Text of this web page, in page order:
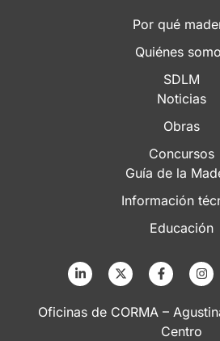
Por qué
Quiénes
SDLM
Noticias
Obras
Concursos
Guía de la
Información
Educación
Oficinas de CORMA –
Centro